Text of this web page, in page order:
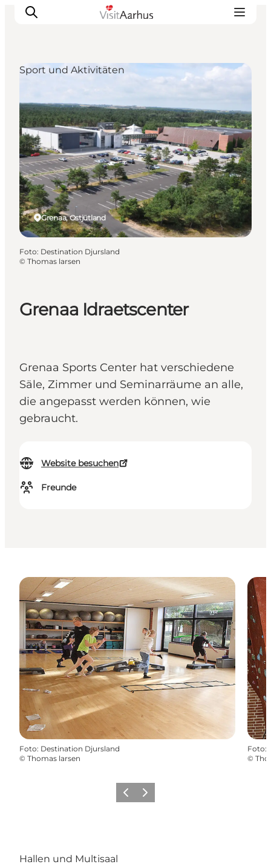
Sehen und erleben
Veranstaltungen
Städte und Regionen
Reiseplanung
Transport
Grenaa Idraetscenter
Grenaa Sports Center hat verschiedene
Säle, Zimmer und Seminarräume an alle,
die angepasst werden können, wie
gebraucht.
Website besuchen
Freunde
Grenaa, Ostjütland
Sport und Aktivitäten
Foto: Destination Djursland
© Thomas larsen
Foto: Destination Djursland
© Thomas larsen
Foto:
©
ZurückWeiter
Hallen und Multisaal